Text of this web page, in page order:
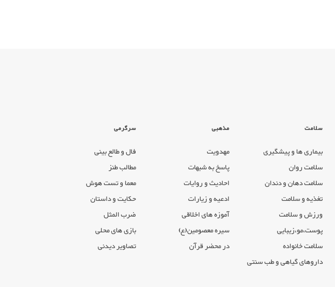
سلامت
بیماری ها و پیشگیری
سلامت روان
سلامت دهان و دندان
تغذیه و سلامت
ورزش و سلامت
پوست،مو،زیبایی
سلامت خانواده
داروهای گیاهی و طب سنتی
مذهبی
مهدویت
پاسخ به شبهات
احادیث و روایات
ادعیه و زیارات
آموزه های اخلاقی
سیره معصومین(ع)
در محضر قرآن
سرگرمی
فال و طالع بینی
مطالب طنز
معما و تست هوش
حکایت و داستان
ضرب المثل
بازی های محلی
تصاویر دیدنی